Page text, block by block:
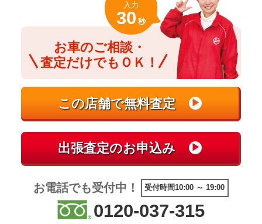
お車のご相談・
査定だけでもＯＫ！
入力
30 秒
お電話でも受付中！ 受付時間10:00 ～ 19:00
0120-037-315